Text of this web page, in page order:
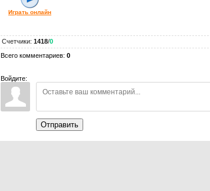
Играть онлайн
Счетчики: 1418/0
Всего комментариев: 0
Войдите:
Отправить